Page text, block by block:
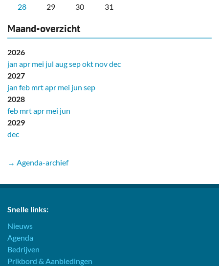
28
29 30 31
Maand-overzicht
2026
jan apr mei jul augsepokt novdec
2027
jan feb mrtapr mei jun sep
2028
feb mrtapr mei jun
2029
dec
→ Agenda-archief
Snelle links:
Nieuws
Agenda
Bedrijven
Prikbord & Aanbiedingen